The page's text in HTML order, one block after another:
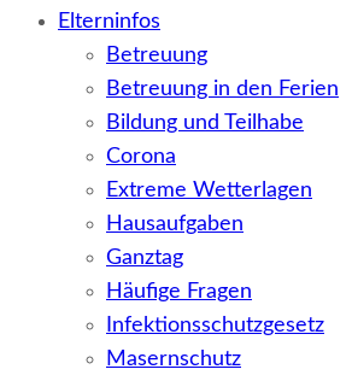
Elterninfos
Betreuung
Betreuung in den Ferien
Bildung und Teilhabe
Corona
Extreme Wetterlagen
Hausaufgaben
Ganztag
Häufige Fragen
Infektionsschutzgesetz
Masernschutz